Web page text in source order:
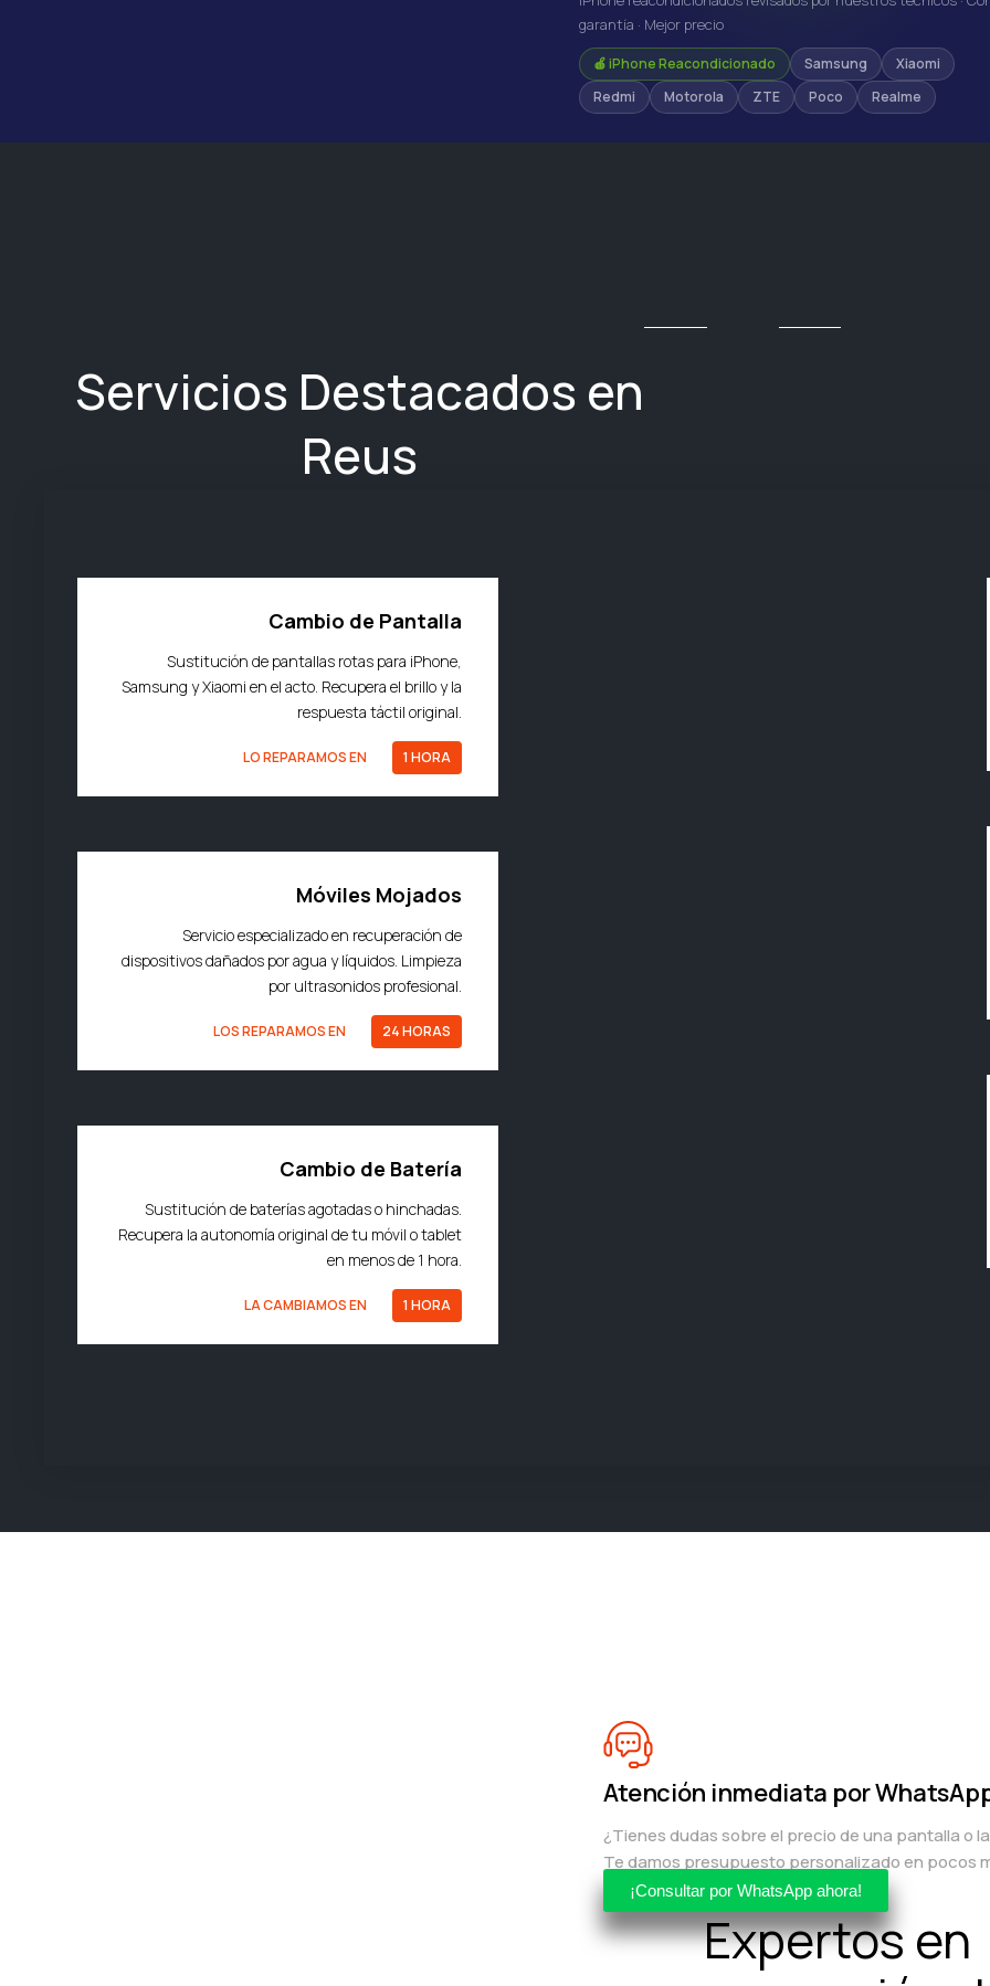
garantía · Mejor precio
🍎 iPhone Reacondicionado Samsung
Xiaomi
Redmi
Motorola ZTE Poco Realme
Servicios Destacados en
Reus
Cambio de Pantalla
Sustitución de pantallas rotas para iPhone,
Samsung y Xiaomi en el acto. Recupera el brillo y la
respuesta táctil original.
LO REPARAMOS EN 1 HORA
Móviles Mojados
Servicio especializado en recuperación de
dispositivos dañados por agua y líquidos. Limpieza
por ultrasonidos profesional.
LOS REPARAMOS EN 24 HORAS
Cambio de Batería
Sustitución de baterías agotadas o hinchadas.
Recupera la autonomía original de tu móvil o tablet
en menos de 1 hora.
LA CAMBIAMOS EN 1 HORA
Atención inmediata por
¿Tienes dudas sobre el precio de una pantalla o
Te damos presupuesto personalizado en pocos
¡Consultar por WhatsApp ahora!
Expertos en